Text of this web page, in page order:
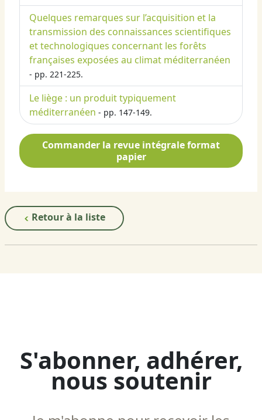
Quelques remarques sur l’acquisition et la
transmission des connaissances scientifiques
et technologiques concernant les forêts
françaises exposées au climat méditerranéen
- pp. 221-225.
Le liège : un produit typiquement
méditerranéen - pp. 147-149.
Commander la revue intégrale format
papier
Retour à la liste
S'abonner, adhérer,
nous soutenir